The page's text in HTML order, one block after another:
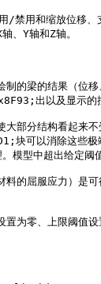
缩放位移、支
、Y轴和Z轴。
的梁的结果
出以及显示的控
使大部分结构
可以消除这些
型中超出给定阈
材料的屈服应
为零、上限阈